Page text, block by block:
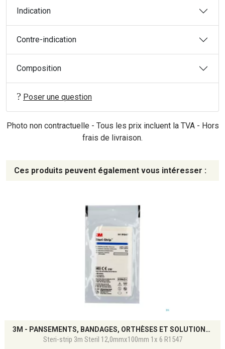
Indication
Contre-indication
Composition
Poser une question
Photo non contractuelle - Tous les prix incluent la TVA - Hors
frais de livraison.
Ces produits peuvent également vous intéresser :
3M - PANSEMENTS, BANDAGES, ORTHÈSES ET SOLUTIONS DE SOIN
Steri-strip 3m Steril 12,0mmx100mm 1x 6 R1547